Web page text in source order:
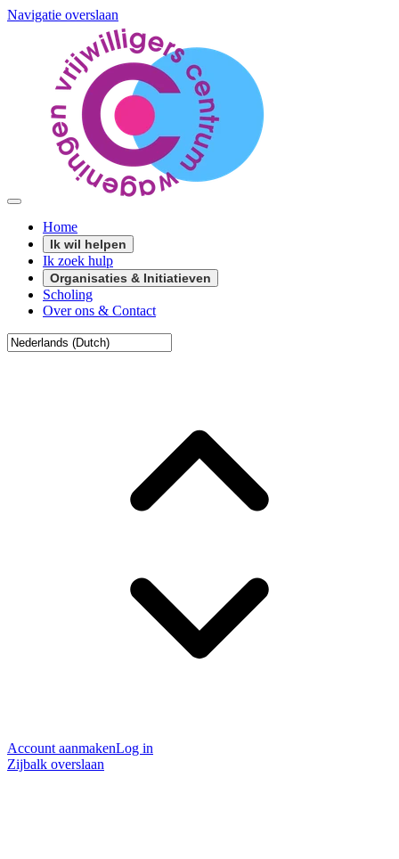
Navigatie overslaan
Home
Ik wil helpen
Ik zoek hulp
Organisaties & Initiatieven
Scholing
Over ons & Contact
Account aanmakenLog in
Zijbalk overslaan